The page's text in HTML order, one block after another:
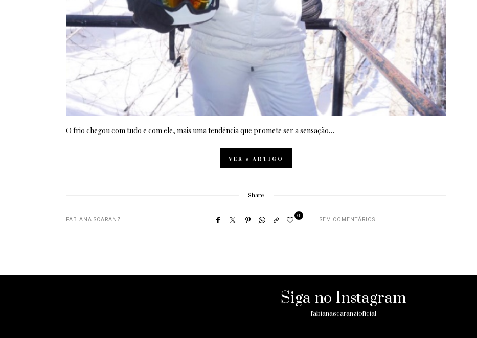
O frio chegou com tudo e com ele, mais uma tendência que promete ser a sensação…
VER o ARTIGO
Share
FABIANA SCARANZI
0
SEM COMENTÁRIOS
Siga no Instagram
fabianascaranzioficial